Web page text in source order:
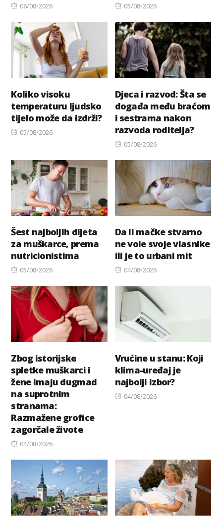
Posted
06/08/2026
Posted
05/08/2026
Koliko visoku
temperaturu ljudsko
tijelo može da izdrži?
Posted
05/08/2026
Djeca i razvod: Šta se
događa među braćom
i sestrama nakon
razvoda roditelja?
Posted
05/08/2026
Šest najboljih dijeta
za muškarce, prema
nutricionistima
Posted
05/08/2026
Da li mačke stvarno
ne vole svoje vlasnike
ili je to urbani mit
Posted
04/08/2026
Zbog istorijske
spletke muškarci i
žene imaju dugmad
na suprotnim
stranama:
Razmažene grofice
zagorčale živote
Posted
04/08/2026
Vrućine u stanu: Koji
klima-uređaj je
najbolji izbor?
Posted
04/08/2026